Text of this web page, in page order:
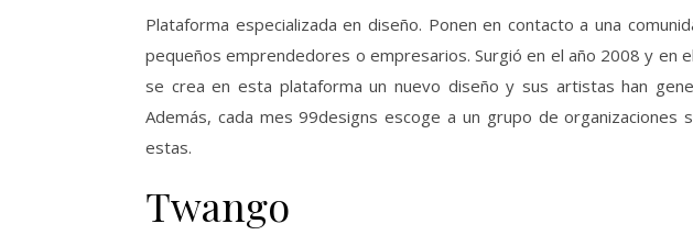
Plataforma especializada en diseño. Ponen en contacto a una
pequeños emprendedores o empresarios. Surgió en el año 2008 y en
se crea en esta plataforma un nuevo diseño y sus artistas han
Además, cada mes 99designs escoge a un grupo de organizaciones
estas.
Twango